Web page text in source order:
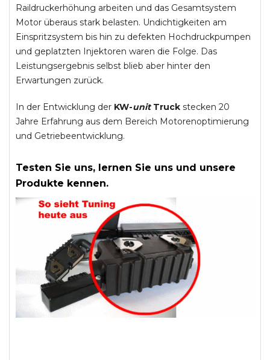
Raildruckerhöhung arbeiten und das Gesamtsystem
Motor überaus stark belasten. Undichtigkeiten am
Einspritzsystem bis hin zu defekten Hochdruckpumpen
und geplatzten Injektoren waren die Folge. Das
Leistungsergebnis selbst blieb aber hinter den
Erwartungen zurück.
In der Entwicklung der KW-unitTruck stecken 20
Jahre Erfahrung aus dem Bereich Motorenoptimierung
und Getriebeentwicklung.
Testen Sie uns, lernen Sie uns und unsere
Produkte kennen.